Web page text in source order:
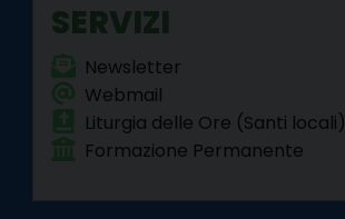
SERVIZI
Newsletter
Webmail
Liturgia delle Ore (Santi locali)
Formazione Permanente